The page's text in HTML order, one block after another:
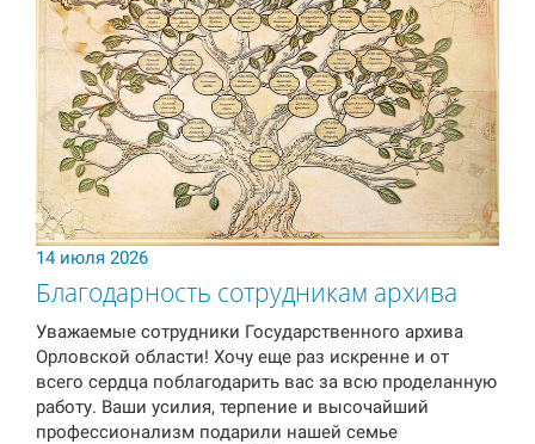
14 июля 2026
Благодарность сотрудникам архива
Уважаемые сотрудники Государственного архива
Орловской области! Хочу еще раз искренне и от
всего сердца поблагодарить вас за всю проделанную
работу. Ваши усилия, терпение и высочайший
профессионализм подарили нашей семье